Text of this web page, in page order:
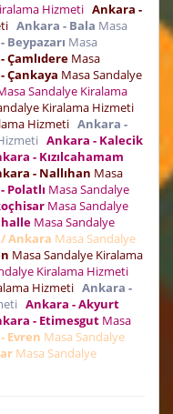
Hizmeti Ankara -
Ankara - Bala Masa
Beypazarı Masa
Çamlıdere Masa
Çankaya Masa Sandalye
Sandalye Kiralama
Kiralama Hizmeti
Hizmeti Ankara -
Ankara - Kalecik
- Kızılcahamam
- Nallıhan Masa
Polatlı Masa Sandalye
Masa Sandalye
Masa Sandalye
/ Ankara Masa Sandalye
Masa Sandalye Kiralama
Kiralama Hizmeti
Hizmeti Ankara -
Ankara - Akyurt
- Etimesgut Masa
Evren Masa Sandalye
Masa Sandalye